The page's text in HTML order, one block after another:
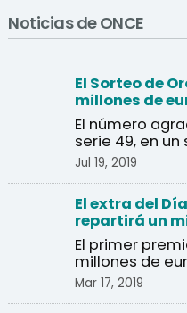
Noticias de ONCE
El Sorteo de
millones de
El número
serie 49, en
40 años.
Jul 19, 2019
El extra del
repartirá un
El primer
millones de
premios de
Mar 17, 2019